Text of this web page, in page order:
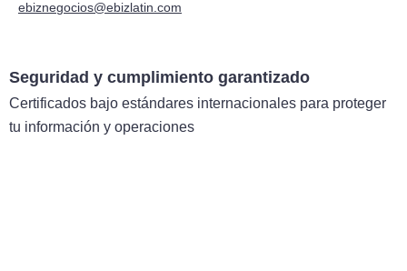
ebiznegocios@ebizlatin.com
Seguridad y cumplimiento garantizado
Certificados bajo estándares internacionales para proteger
tu información y operaciones